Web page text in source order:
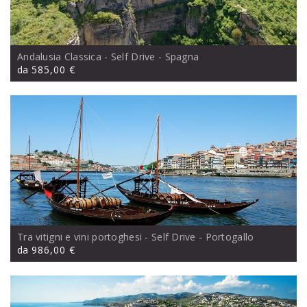
Andalusia Classica - Self Drive - Spagna
da 585,00 €
Tra vitigni e vini portoghesi - Self Drive - Portogallo
da 986,00 €